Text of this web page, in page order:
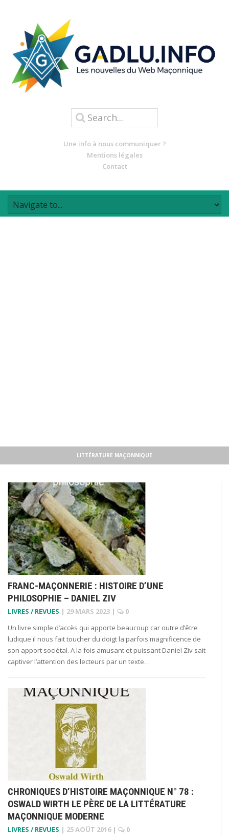
Une info à nous communiquer ?
Mentions légales
Contact
LITTÉRATURE MAÇONNIQUE
FRANC-MAÇONNERIE : HISTOIRE D’UNE
PHILOSOPHIE – DANIEL ZIV
LIVRES / REVUES | 29 MARS 2023 |
0
Un livre simple d’accès qui apporte beaucoup car outre d’être
ludique il nous fait toucher du doigt la parfois magnificence de
son apport sociétal. A la fois amusant et puissant Daniel Ziv sait
captiver l’attention des lecteurs par un texte…
CHRONIQUES D’HISTOIRE MAÇONNIQUE N° 78 :
OSWALD WIRTH LE PÈRE DE LA LITTÉRATURE
MAÇONNIQUE MODERNE
LIVRES / REVUES | 25 AOÛT 2016 |
0